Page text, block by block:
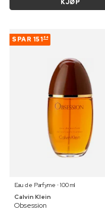
KJØP
SPAR 151 84
Eau de Parfyme ⋅ 100 ml
Calvin Klein
Obsession